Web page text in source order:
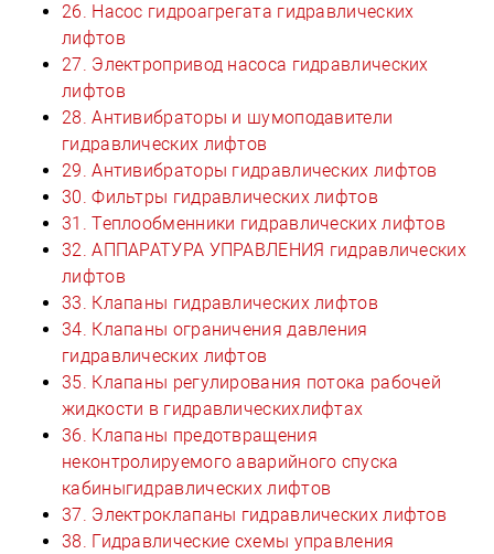
26. Насос гидроагрегата гидравлических
лифтов
27. Электропривод насоса гидравлических
лифтов
28. Антивибраторы и шумоподавители
гидравлических лифтов
29. Антивибраторы гидравлических лифтов
30. Фильтры гидравлических лифтов
31. Теплообменники гидравлических лифтов
32. АППАРАТУРА УПРАВЛЕНИЯ гидравлических
лифтов
33. Клапаны гидравлических лифтов
34. Клапаны ограничения давления
гидравлических лифтов
35. Клапаны регулирования потока рабочей
жидкости в гидравлическихлифтах
36. Клапаны предотвращения
неконтролируемого аварийного спуска
кабиныгидравлических лифтов
37. Электроклапаны гидравлических лифтов
38. Гидравлические схемы управления